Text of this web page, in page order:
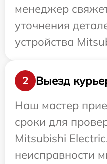
менеджер
уточнения
устройства
2
Выезд
Наш мастер
сроки для
Mitsubishi
неисправности